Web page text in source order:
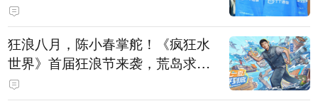
狂浪八月，陈小春掌舵！《疯狂水
世界》首届狂浪节来袭，荒岛求生
直播即将开启